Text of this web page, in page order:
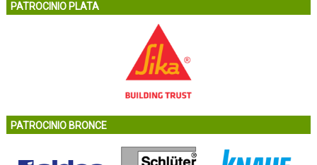
PATROCINIO PLATA
PATROCINIO BRONCE